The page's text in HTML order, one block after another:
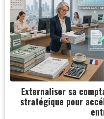
Externaliser sa
stratégique pour